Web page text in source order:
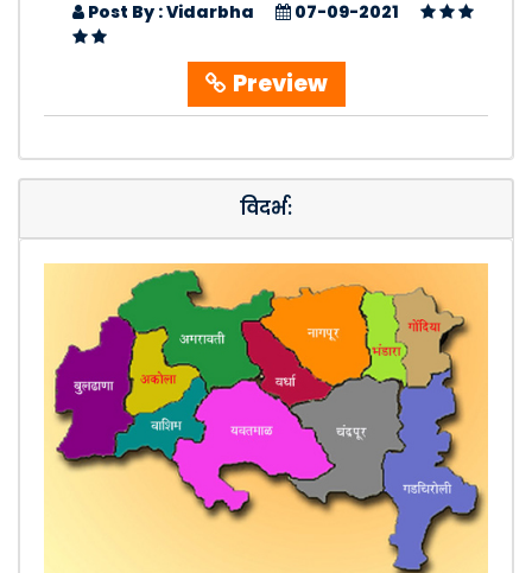
Post By : Vidarbha
07-09-2021
Preview
विदर्भ: